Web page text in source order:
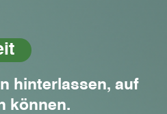
hinterlassen, auf
können.